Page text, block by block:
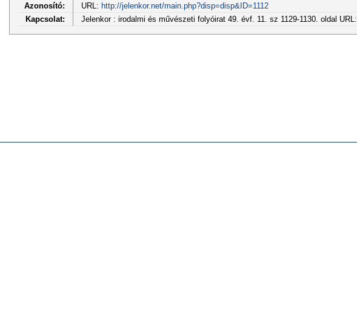
Azonosító:
URL: http://jelenkor.net/main.php?disp=disp&ID=1112
Kapcsolat:
Jelenkor : irodalmi és művészeti folyóirat 49. évf. 11. sz 1129-1130. oldal URL: